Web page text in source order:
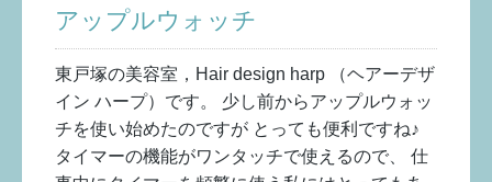
アップルウォッチ
東戸塚の美容室，Hair design harp （ヘアーデザ
イン ハープ）です。 少し前からアップルウォッ
チを使い始めたのですが とっても便利ですね♪
タイマーの機能がワンタッチで使えるので、 仕